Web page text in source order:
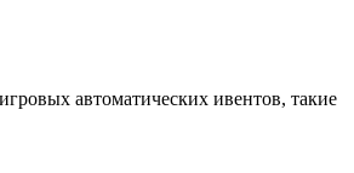
автоматических ивентов, такие